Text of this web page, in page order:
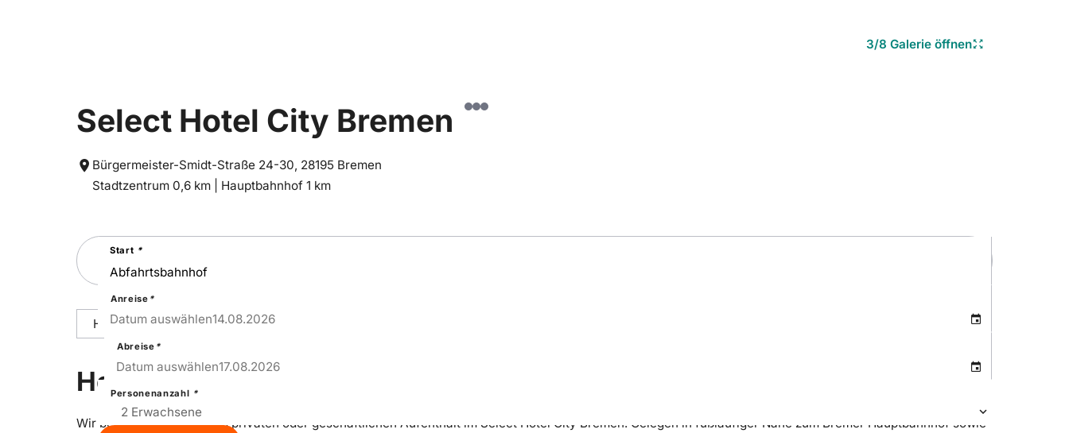
3/8 Galerie öffnen
Select Hotel City Bremen
Bürgermeister-Smidt-Straße 24-30, 28195 Bremen
Entfernung
Stadtzentrum 0,6 km | Entfernung
Hauptbahnhof 1 km
Sie
nach
einer
Städtereise
Start *
Anreise *
14
Fri
Datum auswählen14.08.2026
Abreise *
17
Mon
Datum auswählen17.08.2026
Personenanzahl *
Hoteldetails Reisepakete
Hoteldetails
Wir begrüßen Sie zu Ihrem privaten oder geschäftlichen Aufenthalt im Select Hotel City Bremen. Gelegen in fußläufiger Nähe zum Bremer Hauptbahnhof sowie